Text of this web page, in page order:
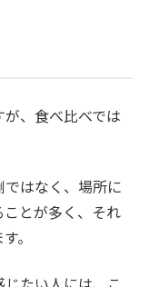
、食べ比べでは
はなく、場所に
とが多く、それ
。